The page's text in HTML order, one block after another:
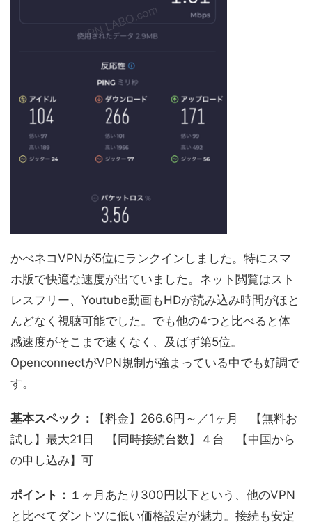
かべネコVPNが5位にランクインしました。特にスマ
ホ版で快適な速度が出ていました。ネット閲覧はスト
レスフリー、Youtube動画もHDが読み込み時間がほと
んどなく視聴可能でした。でも他の4つと比べると体
感速度がそこまで速くなく、及ばず第5位。
OpenconnectがVPN規制が強まっている中でも好調で
す。
基本スペック：
【料金】266.6円～／1ヶ月 【無料お
試し】最大21日 【同時接続台数】４台 【中国から
の申し込み】可
ポイント： １ヶ月あたり300円以下という、他のVPN
と比べてダントツに低い価格設定が魅力。接続も安定